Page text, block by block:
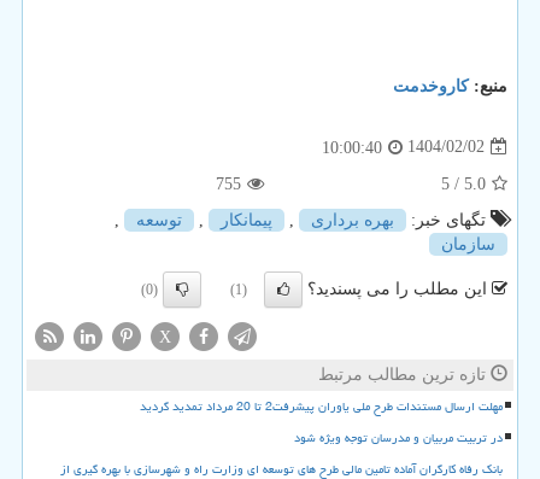
منبع:كاروخدمت
1404/02/02
10:00:40
5.0
/ 5
755
تگهای خبر:
بهره برداری , پیمانكار , توسعه
,
سازمان
این مطلب را می پسندید؟ (1)
(0)
X
تازه ترین مطالب مرتبط
مهلت ارسال مستندات طرح ملی یاوران پیشرفت2 تا 20 مرداد تمدید گردید
در تربیت مربیان و مدرسان توجه ویژه شود
بانک رفاه کارگران آماده تامین مالی طرح های توسعه ای وزارت راه و شهرسازی با بهره گیری از